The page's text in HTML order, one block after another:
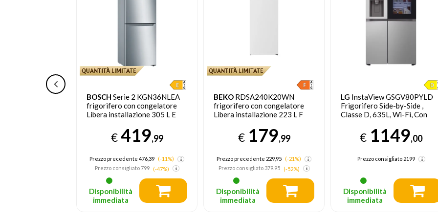
BOSCH Serie 2 KGN36NLEA
frigorifero con congelatore
Libera installazione 305 L E
€ 419,99
Prezzo precedente 476,39
(-11%)
Prezzo consigliato799 (-47%)
Disponibilità
immediata
BEKO RDSA240K20WN
frigorifero con congelatore
Libera installazione 223 L F
€ 179,99
Prezzo precedente 229,95
(-21%)
Prezzo consigliato379.95 (-52%)
Disponibilità
immediata
LG InstaView GSGV80PYLD
Frigorifero Side-by-Side ,
Classe D, 635L, Wi-Fi, Con
€ 1149,00
Prezzo consigliato2199
Disponibilità
immediata